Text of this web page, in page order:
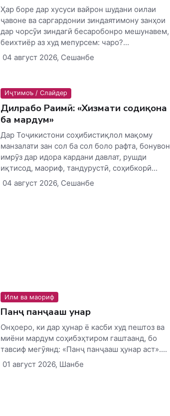
Ҳар боре дар хусуси вайрон шудани оилаи
ҷавоне ва саргардонии зиндаятимону занҳои
дар чорсӯи зиндагӣ бесаробонро мешунавем,
беихтиёр аз худ мепурсем: чаро?...
04 август 2026, Сешанбе
Иҷтимоъ / Слайдер
Дилрабо Раҳимӣ: «Хизмати содиқона
ба мардум»
Дар Тоҷикистони соҳибистиқлол мақому
манзалати зан сол ба сол боло рафта, бонувон
имрӯз дар идора кардани давлат, рушди
иқтисод, маориф, тандурустӣ, соҳибкорӣ...
04 август 2026, Сешанбе
Илм ва маориф
Панҷ панҷааш ҳунар
Онҳоеро, ки дар ҳунар ё касби худ пештоз ва
миёни мардум соҳибэҳтиром гаштаанд, бо
тавсиф мегӯянд: «Панҷ панҷааш ҳунар аст»....
01 август 2026, Шанбе